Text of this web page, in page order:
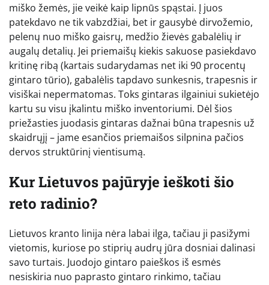
miško žemės, jie veikė kaip lipnūs spąstai. Į juos
patekdavo ne tik vabzdžiai, bet ir gausybė dirvožemio,
pelenų nuo miško gaisrų, medžio žievės gabalėlių ir
augalų detalių. Jei priemaišų kiekis sakuose pasiekdavo
kritinę ribą (kartais sudarydamas net iki 90 procentų
gintaro tūrio), gabalėlis tapdavo sunkesnis, trapesnis ir
visiškai nepermatomas. Toks gintaras ilgainiui sukietėjo
kartu su visu įkalintu miško inventoriumi. Dėl šios
priežasties juodasis gintaras dažnai būna trapesnis už
skaidrųjį – jame esančios priemaišos silpnina pačios
dervos struktūrinį vientisumą.
Kur Lietuvos pajūryje ieškoti šio
reto radinio?
Lietuvos kranto linija nėra labai ilga, tačiau ji pasižymi
vietomis, kuriose po stiprių audrų jūra dosniai dalinasi
savo turtais. Juodojo gintaro paieškos iš esmės
nesiskiria nuo paprasto gintaro rinkimo, tačiau